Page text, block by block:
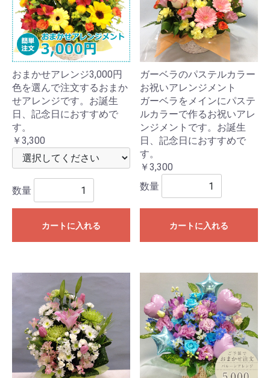
おまかせアレンジ3,000円
色を選んで注文するおまか
せアレンジです。お誕生
日、記念日におすすめで
す。
￥3,300
数量
カートに入れる
ガーベラのパステルカラー
お祝いアレンジメント
ガーベラをメインにパステ
ルカラーで作るお祝いアレ
ンジメントです。お誕生
日、記念日におすすめで
す。
￥3,300
数量
カートに入れる